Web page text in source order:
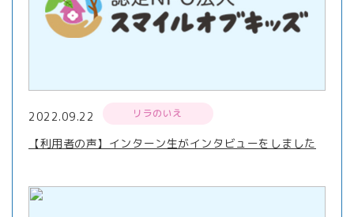
2022.09.22 リラのいえ
【利用者の声】インターン生がインタビューをしました